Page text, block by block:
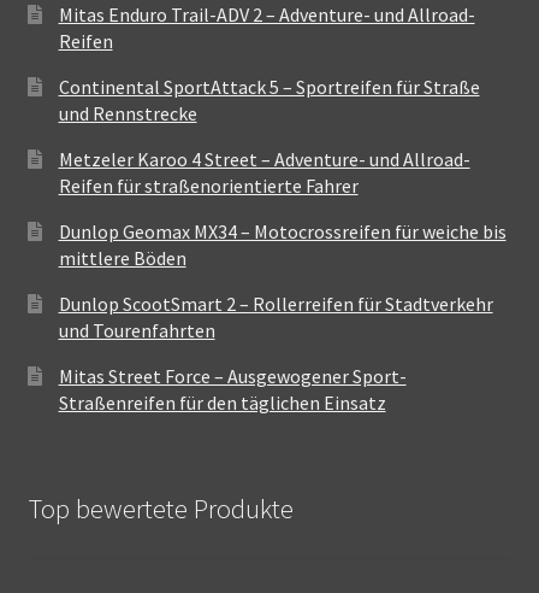
Mitas Enduro Trail-ADV 2 – Adventure- und Allroad-
Reifen
Continental SportAttack 5 – Sportreifen für Straße
und Rennstrecke
Metzeler Karoo 4 Street – Adventure- und Allroad-
Reifen für straßenorientierte Fahrer
Dunlop Geomax MX34 – Motocrossreifen für weiche bis
mittlere Böden
Dunlop ScootSmart 2 – Rollerreifen für Stadtverkehr
und Tourenfahrten
Mitas Street Force – Ausgewogener Sport-
Straßenreifen für den täglichen Einsatz
Top bewertete Produkte